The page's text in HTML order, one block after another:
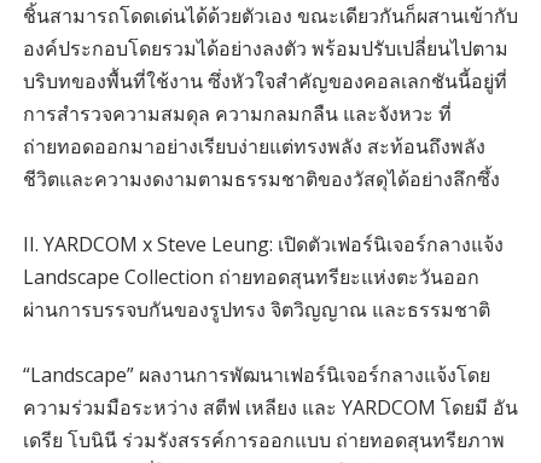
ชิ้นสามารถโดดเด่นได้ด้วยตัวเอง ขณะเดียวกันก็ผสานเข้ากับ
องค์ประกอบโดยรวมได้อย่างลงตัว พร้อมปรับเปลี่ยนไปตาม
บริบทของพื้นที่ใช้งาน ซึ่งหัวใจสำคัญของคอลเลกชันนี้อยู่ที่
การสำรวจความสมดุล ความกลมกลืน และจังหวะ ที่
ถ่ายทอดออกมาอย่างเรียบง่ายแต่ทรงพลัง สะท้อนถึงพลัง
ชีวิตและความงดงามตามธรรมชาติของวัสดุได้อย่างลึกซึ้ง
II. YARDCOM x Steve Leung: เปิดตัวเฟอร์นิเจอร์กลางแจ้ง
Landscape Collection ถ่ายทอดสุนทรียะแห่งตะวันออก
ผ่านการบรรจบกันของรูปทรง จิตวิญญาณ และธรรมชาติ
“Landscape” ผลงานการพัฒนาเฟอร์นิเจอร์กลางแจ้งโดย
ความร่วมมือระหว่าง สตีฟ เหลียง และ YARDCOM โดยมี อัน
เดรีย โบนินี ร่วมรังสรรค์การออกแบบ ถ่ายทอดสุนทรียภาพ